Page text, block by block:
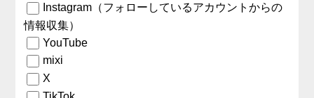
Instagram（フォローしているアカウントからの
情報収集）
YouTube
mixi
X